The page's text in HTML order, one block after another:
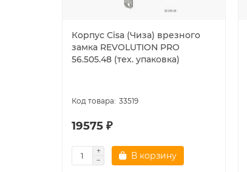
Корпус Cisa (Чиза) врезного
замка REVOLUTION PRO
56.505.48 (тех. упаковка)
33519
19575 ₽
В корзину